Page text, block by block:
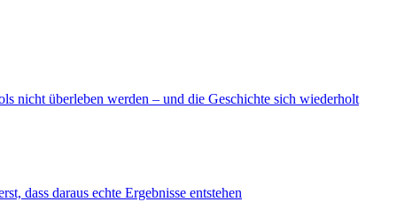
nicht überleben werden – und die Geschichte sich wiederholt
dass daraus echte Ergebnisse entstehen